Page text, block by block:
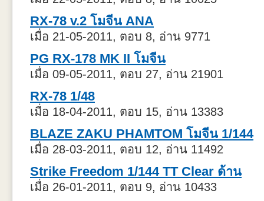
RX-78 v.2 โมจีน ANA
เมื่อ 21-05-2011, ตอบ 8, อ่าน 9771
PG RX-178 MK II โมจีน
เมื่อ 09-05-2011, ตอบ 27, อ่าน 21901
RX-78 1/48
เมื่อ 18-04-2011, ตอบ 15, อ่าน 13383
BLAZE ZAKU PHAMTOM โมจีน 1/144
เมื่อ 28-03-2011, ตอบ 12, อ่าน 11492
Strike Freedom 1/144 TT Clear ด้าน
เมื่อ 26-01-2011, ตอบ 9, อ่าน 10433